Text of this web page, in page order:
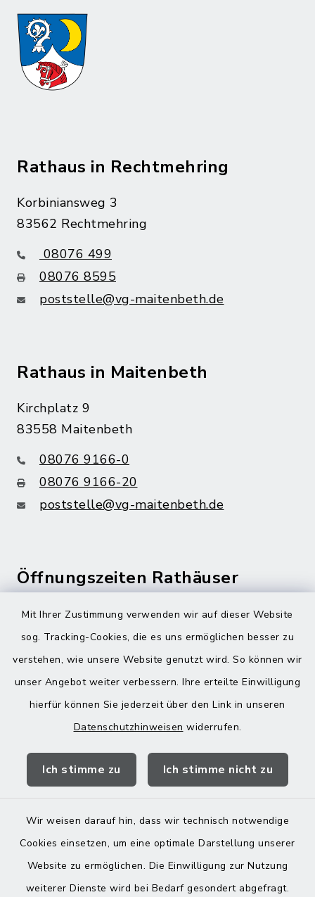
Mit Ihrer Zustimmung verwenden wir auf dieser Website
sog. Tracking-Cookies, die es uns ermöglichen besser zu
verstehen, wie unsere Website genutzt wird. So können wir
unser Angebot weiter verbessern. Ihre erteilte Einwilligung
hierfür können Sie jederzeit über den Link in unseren
Datenschutzhinweisen widerrufen.
Ich stimme zu Ich stimme nicht zu
Wir weisen darauf hin, dass wir technisch notwendige
Cookies einsetzen, um eine optimale Darstellung unserer
Website zu ermöglichen. Die Einwilligung zur Nutzung
weiterer Dienste wird bei Bedarf gesondert abgefragt.
Rathaus in Rechtmehring
Korbiniansweg 3
83562 Rechtmehring
08076 499
08076 8595
poststelle@vg-maitenbeth.de
Rathaus in Maitenbeth
Kirchplatz 9
83558 Maitenbeth
08076 9166-0
08076 9166-20
poststelle@vg-maitenbeth.de
Öffnungszeiten Rathäuser
Montag bis Freitag:
08:00-12:00 Uhr
Donnerstag zusätzlich:
13:00-18:00 Uhr
Landratsamt Mühldorf